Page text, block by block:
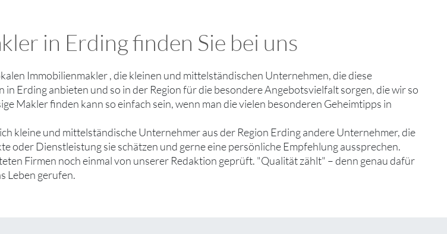
in Erding finden Sie bei uns
Immobilienmakler , die kleinen und mittelständischen Unternehmen, die diese
Erding anbieten und so in der Region für die besondere Angebotsvielfalt sorgen, die wir so
Makler finden kann so einfach sein, wenn man die vielen besonderen Geheimtipps in
kleine und mittelständische Unternehmer aus der Region Erding andere Unternehmer, die
oder Dienstleistung sie schätzen und gerne eine persönliche Empfehlung aussprechen.
Firmen noch einmal von unserer Redaktion geprüft. "Qualität zählt" – denn genau dafür
Leben gerufen.